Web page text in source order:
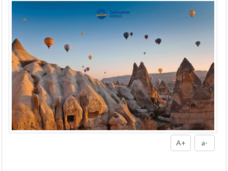
A+ a-